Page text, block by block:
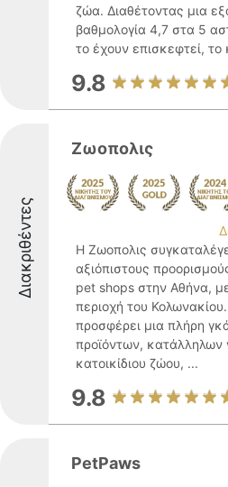
ζώα. Διαθέτοντας μια
βαθμολογία 4,7 στα 5
το έχουν επισκεφτεί,
9.8
Διακριθέντες
Ζωοπολις
Η Ζωοπολις
αξιόπιστους
pet shops στην Αθήνα,
περιοχή του
προσφέρει μια πλήρη
προϊόντων, κατάλληλων
κατοικίδιου ζώου, ...
9.8
PetPaws